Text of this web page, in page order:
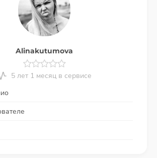
Alinakutumova
5 лет 1 месяц в сервисе